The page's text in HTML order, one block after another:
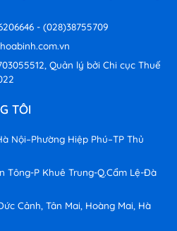
- (028)38755709
Quản lý bởi Chi cục Thuế
TÔI
Nội–Phường Hiệp Phú–TP Thủ
Tông-P Khuê Trung-Q.Cẩm Lệ-Đà
Cảnh, Tân Mai, Hoàng Mai, Hà